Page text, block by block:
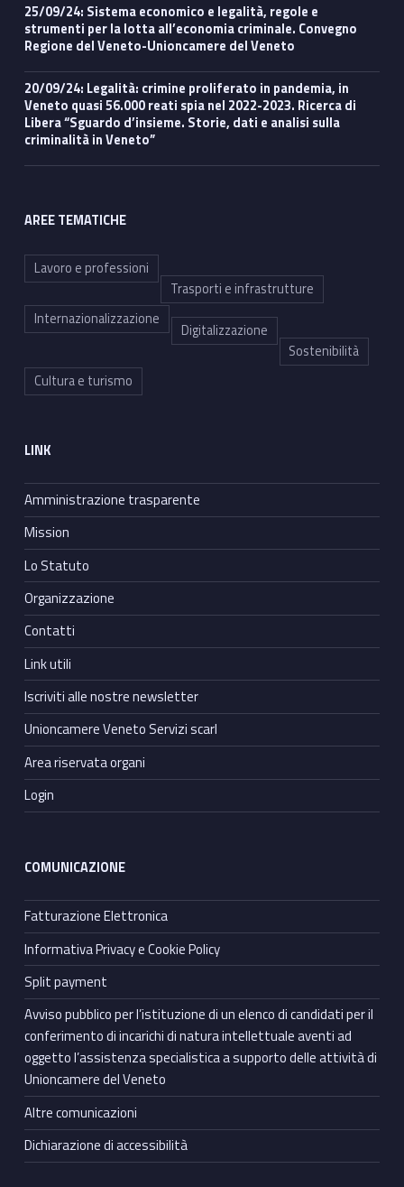
25/09/24: Sistema economico e legalità, regole e
strumenti per la lotta all’economia criminale. Convegno
Regione del Veneto-Unioncamere del Veneto
20/09/24: Legalità: crimine proliferato in pandemia, in
Veneto quasi 56.000 reati spia nel 2022-2023. Ricerca di
Libera “Sguardo d’insieme. Storie, dati e analisi sulla
criminalità in Veneto”
AREE TEMATICHE
Lavoro e professioni
Trasporti e infrastrutture
Internazionalizzazione
Digitalizzazione
Sostenibilità
Cultura e turismo
LINK
Amministrazione trasparente
Mission
Lo Statuto
Organizzazione
Contatti
Link utili
Iscriviti alle nostre newsletter
Unioncamere Veneto Servizi scarl
Area riservata organi
Login
COMUNICAZIONE
Fatturazione Elettronica
Informativa Privacy e Cookie Policy
Split payment
Avviso pubblico per l’istituzione di un elenco di candidati per il
conferimento di incarichi di natura intellettuale aventi ad
oggetto l’assistenza specialistica a supporto delle attività di
Unioncamere del Veneto
Altre comunicazioni
Dichiarazione di accessibilità